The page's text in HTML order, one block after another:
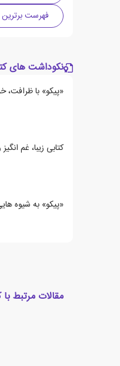
فهرست برترین
نکوداشت های
«پیکو» با
کتابی زیبا، غم
«پیکو» به شیوه
مقالات مرتبط